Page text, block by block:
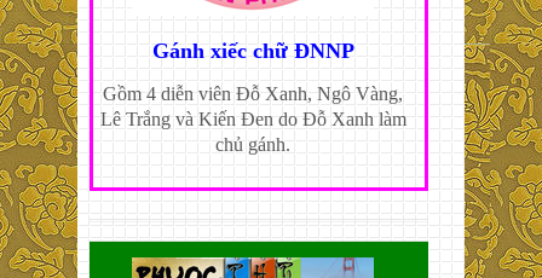
Gánh xiếc chữ ĐNNP
Gồm 4 diễn viên Đỗ Xanh, Ngô Vàng,
Lê Trắng và Kiến Đen do Đỗ Xanh làm
chủ gánh.